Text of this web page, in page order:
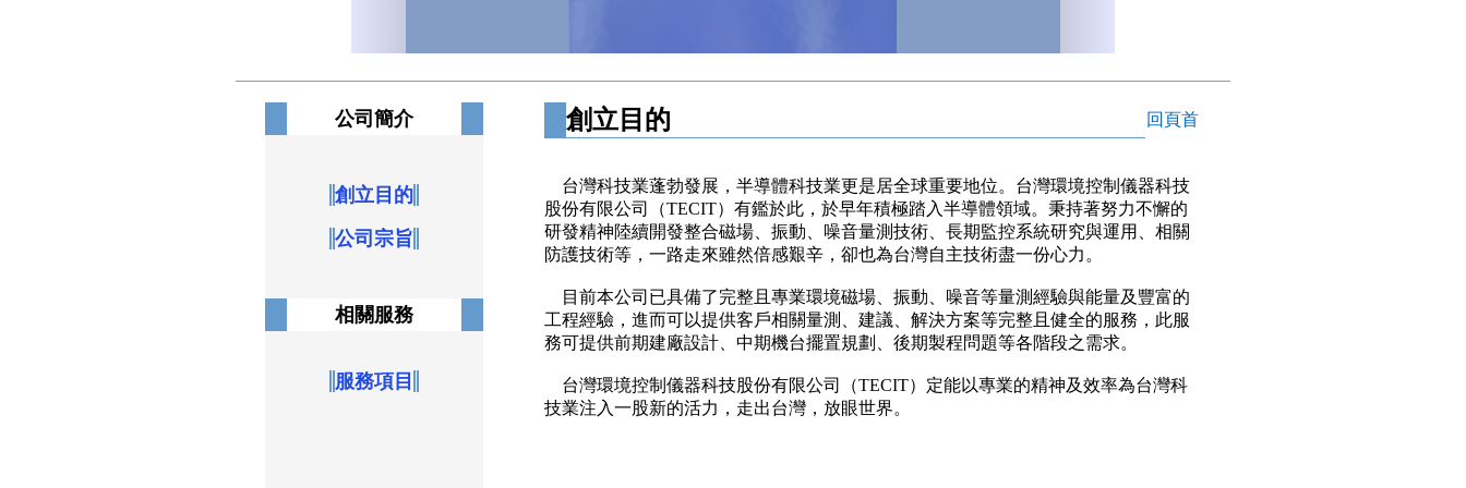
公司簡介
創立目的
公司宗旨
相關服務
服務項目
創立目的 回頁首
台灣科技業蓬勃發展，半導體科技業更是居全球重要地位。台灣環境控制儀器科技
股份有限公司（TECIT）有鑑於此，於早年積極踏入半導體領域。秉持著努力不懈的
研發精神陸續開發整合磁場、振動、噪音量測技術、長期監控系統研究與運用、相關
防護技術等，一路走來雖然倍感艱辛，卻也為台灣自主技術盡一份心力。
目前本公司已具備了完整且專業環境磁場、振動、噪音等量測經驗與能量及豐富的
工程經驗，進而可以提供客戶相關量測、建議、解決方案等完整且健全的服務，此服
務可提供前期建廠設計、中期機台擺置規劃、後期製程問題等各階段之需求。
台灣環境控制儀器科技股份有限公司（TECIT）定能以專業的精神及效率為台灣科
技業注入一股新的活力，走出台灣，放眼世界。